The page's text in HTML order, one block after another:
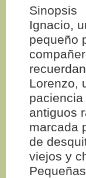
Sinopsis
Ignacio,
pequeño
Lorenzo,
antiguos
marcada
de
viejos y